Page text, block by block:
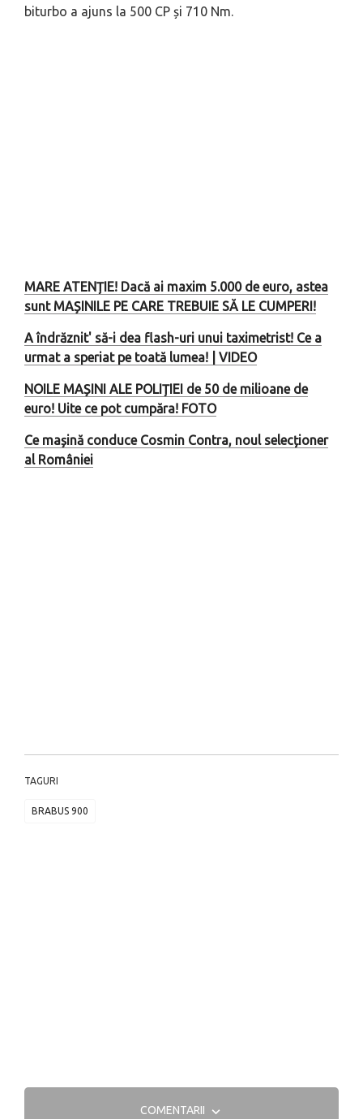
biturbo a ajuns la 500 CP și 710 Nm.
MARE ATENȚIE! Dacă ai maxim 5.000 de euro, astea
sunt MAȘINILE PE CARE TREBUIE SĂ LE CUMPERI!
A îndrăznit' să-i dea flash-uri unui taximetrist! Ce a
urmat a speriat pe toată lumea! | VIDEO
NOILE MAȘINI ALE POLIȚIEI de 50 de milioane de
euro! Uite ce pot cumpăra! FOTO
Ce mașină conduce Cosmin Contra, noul selecționer
al României
TAGURI
BRABUS 900
COMENTARII